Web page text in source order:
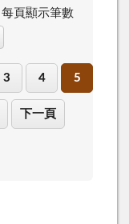
每頁顯示筆數
3 4 5
下一頁